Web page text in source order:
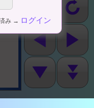
み → ログイン